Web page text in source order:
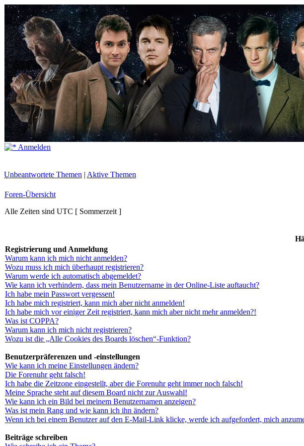
Anmelden
Unbeantwortete Themen | Aktive Themen
Foren-Übersicht
Alle Zeiten sind UTC [ Sommerzeit ]
Registrierung und Anmeldung
Warum kann ich mich nicht anmelden?
Wozu muss ich mich überhaupt registrieren?
Warum werde ich automatisch abgemeldet?
Wie kann ich verhindern, dass mein Benutzername in der Online-Liste auftaucht?
Ich habe mein Passwort vergessen!
Ich habe mich registriert, kann mich aber nicht anmelden!
Ich habe mich vor einiger Zeit registriert, kann mich aber nicht mehr anmelden?!
Was ist COPPA?
Warum kann ich mich nicht registrieren?
Wozu ist die „Alle Cookies des Boards löschen“-Funktion?
Benutzerpräferenzen und -einstellungen
Wie kann ich meine Einstellungen ändern?
Die Forenuhr geht falsch!
Ich habe die Zeitzone eingestellt, aber die Forenuhr geht immer noch falsch!
Meine Sprache steht auf diesem Board nicht zur Auswahl!
Wie kann ich ein Bild bei meinem Benutzernamen anzeigen?
Was ist mein Rang und wie kann ich ihn ändern?
Wenn ich bei einem Benutzer auf den E-Mail-Link klicke, werde ich aufgefordert, mich
Beiträge schreiben